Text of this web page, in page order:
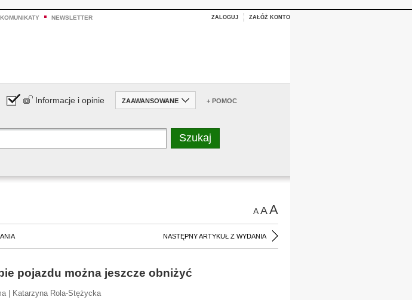
KOMUNIKATY NEWSLETTER ZALOGUJ ZAŁÓŻ KONTO
Informacje i opinie ZAAWANSOWANE + POMOC
AAA
NASTĘPNY ARTYKUŁ Z WYDANIA
pojazdu można jeszcze obniżyć
| Katarzyna Rola-Stężycka